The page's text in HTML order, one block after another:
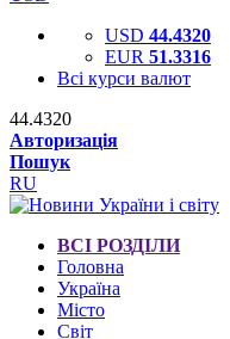
USD 44.4320
EUR 51.3316
Всі курси валют
44.4320
Авторизація
Пошук
RU
ВСІ РОЗДІЛИ
Головна
Україна
Місто
Світ